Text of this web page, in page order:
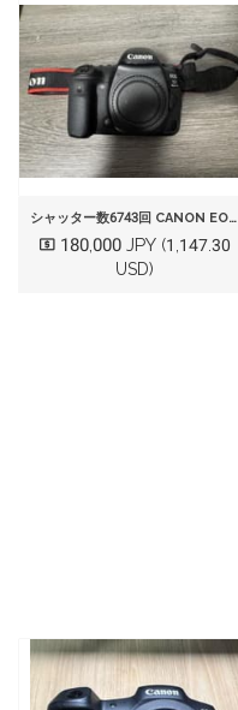
シャッター数6743回 CANON EOS 5D MARK IV 本体
180,000 JPY (1,147.30
USD)